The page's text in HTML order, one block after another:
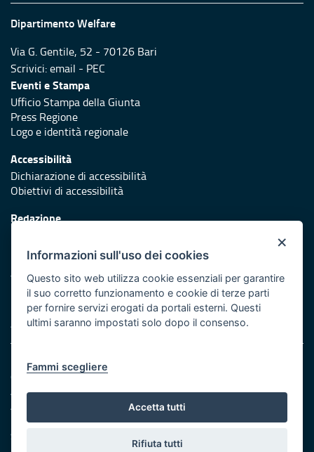
Dipartimento Welfare
Via G. Gentile, 52 - 70126 Bari
Scrivici:email - PEC
Eventi e Stampa
Ufficio Stampa della Giunta
Press Regione
Logo e identità regionale
Accessibilità
Dichiarazione di accessibilità
Obiettivi di accessibilità
Redazione
Protezione civile
Vai al sito di Protezione Civile Puglia
Iniziativa finanziata con risorse del POR Puglia 2014/2020 -
Asse XI
Note legali
Cookie e privacy
Amministrazione trasparente
Atti di notifica
Feed RSS
Servizi intranet
×
Informazioni sull'uso dei cookies
Questo sito web utilizza cookie essenziali per garantire
il suo corretto funzionamento e cookie di terze parti
per fornire servizi erogati da portali esterni. Questi
ultimi saranno impostati solo dopo il consenso.
Fammi scegliere
Accetta tutti
Rifiuta tutti